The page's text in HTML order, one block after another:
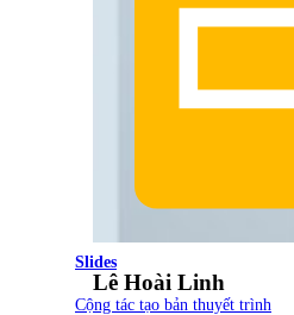
Lê Hoài Linh
Slides
Cộng tác tạo bản thuyết trình